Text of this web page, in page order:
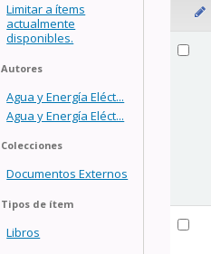
Limitar a ítems
actualmente
disponibles.
Autores
Agua y Energía Eléct...
Agua y Energía Eléct...
Colecciones
Documentos Externos
Tipos de ítem
Libros